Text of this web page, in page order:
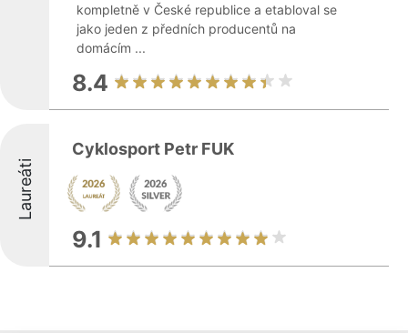
kompletně v České republice a etabloval se
jako jeden z předních producentů na
domácím ...
8.4
Laureáti
Cyklosport Petr FUK
9.1